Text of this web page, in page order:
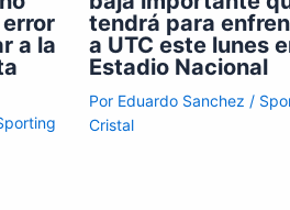
a la
tendrá para
a UTC este lunes
Estadio Nacional
Por Eduardo Sanchez /
Cristal